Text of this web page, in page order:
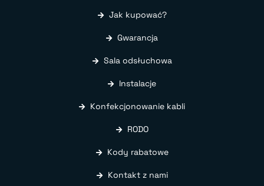
Jak kupować?
Gwarancja
Sala odsłuchowa
Instalacje
Konfekcjonowanie kabli
RODO
Kody rabatowe
Kontakt z nami